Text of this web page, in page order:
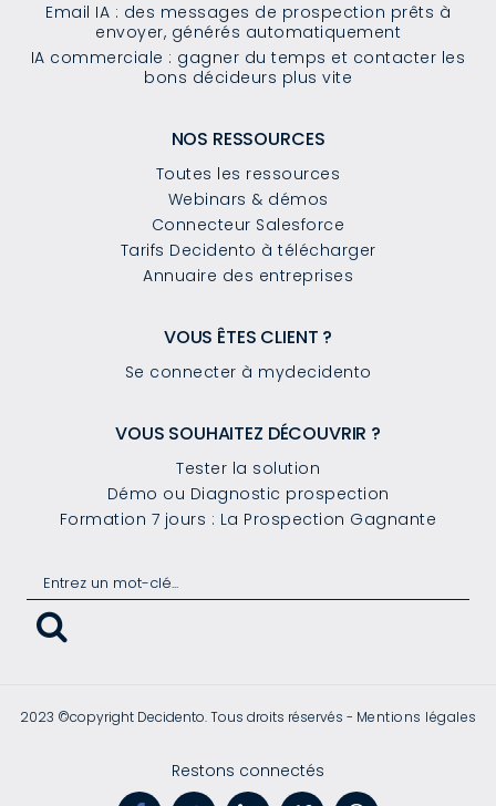
Email IA : des messages de prospection prêts à
envoyer, générés automatiquement
IA commerciale : gagner du temps et contacter les
bons décideurs plus vite
NOS RESSOURCES
Toutes les ressources
Webinars & démos
Connecteur Salesforce
Tarifs Decidento à télécharger
Annuaire des entreprises
VOUS ÊTES CLIENT ?
Se connecter à mydecidento
VOUS SOUHAITEZ DÉCOUVRIR ?
Tester la solution
Démo ou Diagnostic prospection
Formation 7 jours : La Prospection Gagnante
2023 ©copyright Decidento. Tous droits réservés - Mentions légales
Restons connectés